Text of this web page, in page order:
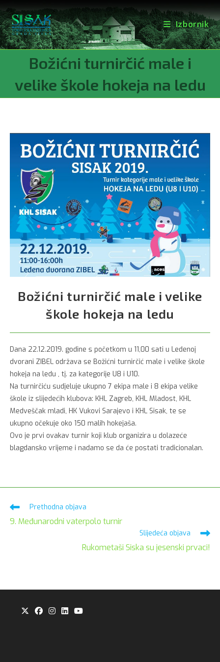
Izbornik
Božićni turnirčić male i
velike škole hokeja na ledu
Božićni turnirčić male i velike
škole hokeja na ledu
Dana 22.12.2019. godine s početkom u 11,00 sati u Ledenoj
dvorani ZIBEL održava se Božićni turnirčić male i velike škole
hokeja na ledu , tj. za kategorije U8 i U10.
Na turnirčiću sudjeluje ukupno 7 ekipa male i 8 ekipa velike
škole iz slijedećih klubova: KHL Zagreb, KHL Mladost, KHL
Medveščak mladi, HK Vukovi Sarajevo i KHL Sisak, te se
ukupno očekuje oko 150 malih hokejaša.
Ovo je prvi ovakav turnir koji klub organizira u dolazeće
blagdansko vrijeme i nadamo se da će postati tradicionalan.
Pročitaj
članaka
Prethodna objava
9. Međunarodni vaterpolo turnir
Slijedeća objava
Rukometaši Siska su jesenski prvaci!